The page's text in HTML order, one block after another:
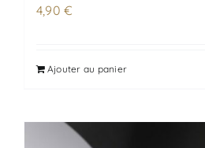
4,90€
Ajouter au panier